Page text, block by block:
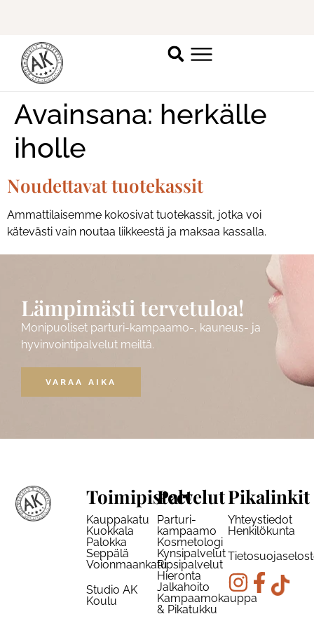
Ilmoittaudu mukaan ripsienpidennyskoulutukseen.
Avainsana: herkälle
iholle
Noudettavat tuotekassit
Ammattilaisemme kokosivat tuotekassit, jotka voi
kätevästi vain noutaa liikkeestä ja maksaa kassalla.
Lämpimästi tervetuloa!
Monipuoliset parturi-kampaamo-, kauneus- ja
hyvinvointipalvelut meiltä.
VARAA AIKA
Toimipisteet
Kauppakatu
Kuokkala
Palokka
Seppälä
Voionmaankatu
Studio AK
Koulu
Palvelut
Parturi-
kampaamo
Kosmetologi
Kynsipalvelut
Ripsipalvelut
Hieronta
Jalkahoito
Kampaamokauppa
& Pikatukku
Pikalinkit
Yhteystiedot
Henkilökunta